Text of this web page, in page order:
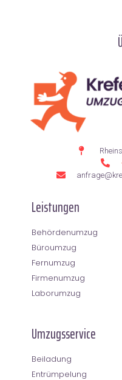
Leistungen
Behördenumzug
Büroumzug
Fernumzug
Firmenumzug
Laborumzug
Umzugsservice
Beiladung
Entrümpelung